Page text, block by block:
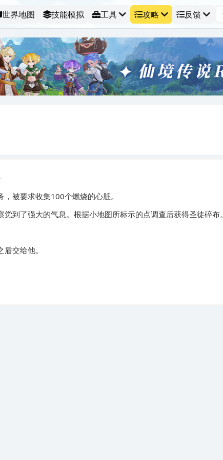
世界地图 技能模拟 工具 攻略 反馈
被要求收集100个燃烧的心脏。
了强大的气息。根据小地图所标示的点调查后获得圣徒碎布。
交给他。